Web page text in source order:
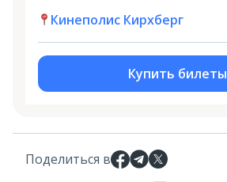
Кинеполис Кирхберг
Купить билеты
Поделиться в